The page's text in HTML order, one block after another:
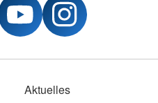
Aktuelles